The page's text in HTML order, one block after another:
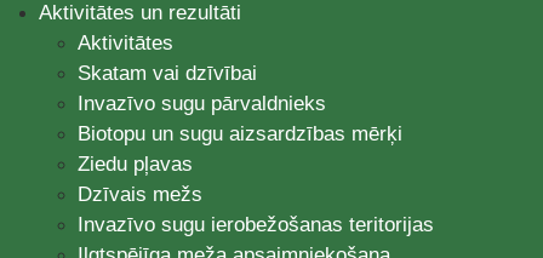
Aktivitātes un rezultāti
Aktivitātes
Skatam vai dzīvībai
Invazīvo sugu pārvaldnieks
Biotopu un sugu aizsardzības mērķi
Ziedu pļavas
Dzīvais mežs
Invazīvo sugu ierobežošanas teritorijas